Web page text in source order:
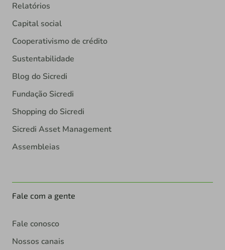
Relatórios
Capital social
Cooperativismo de crédito
Sustentabilidade
Blog do Sicredi
Fundação Sicredi
Shopping do Sicredi
Sicredi Asset Management
Assembleias
Fale com a gente
Fale conosco
Nossos canais